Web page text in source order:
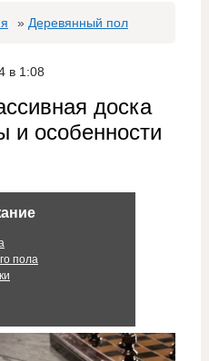
» Деревянный пол
в 1:08
доска
особенности
пола